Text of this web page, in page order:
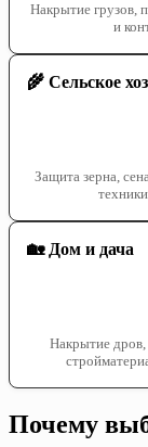
Накрытие грузов,
и
🌾 Сельское
Защита зерна,
🏡 Дом и дача
Накрытие дров,
Почему